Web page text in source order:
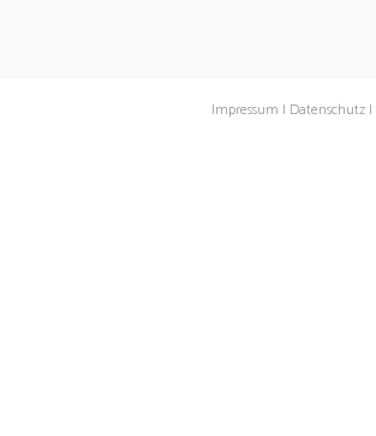
Impressum | Datenschutz |